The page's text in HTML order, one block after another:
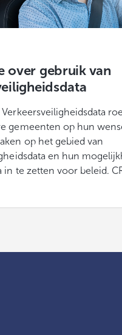
over gebruik van
Verkeersveiligheidsdata
gemeenten op hun
op het gebied van
en hun
in te zetten voor beleid.